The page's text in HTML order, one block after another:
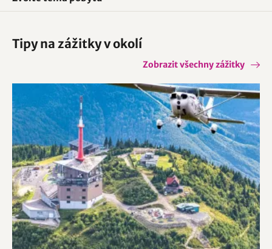
Tipy na zážitky v okolí
Zobrazit všechny zážitky